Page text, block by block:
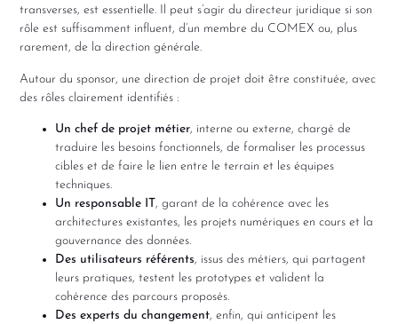
transverses, est essentielle. Il peut s’agir du directeur juridique si son
rôle est suffisamment influent, d’un membre du COMEX ou, plus
rarement, de la direction générale.
Autour du sponsor, une direction de projet doit être constituée, avec
des rôles clairement identifiés :
Un chef de projet métier, interne ou externe, chargé de
traduire les besoins fonctionnels, de formaliser les processus
cibles et de faire le lien entre le terrain et les équipes
techniques.
Un responsable IT, garant de la cohérence avec les
architectures existantes, les projets numériques en cours et la
gouvernance des données.
Des utilisateurs référents, issus des métiers, qui partagent
leurs pratiques, testent les prototypes et valident la
cohérence des parcours proposés.
Des experts du changement, enfin, qui anticipent les